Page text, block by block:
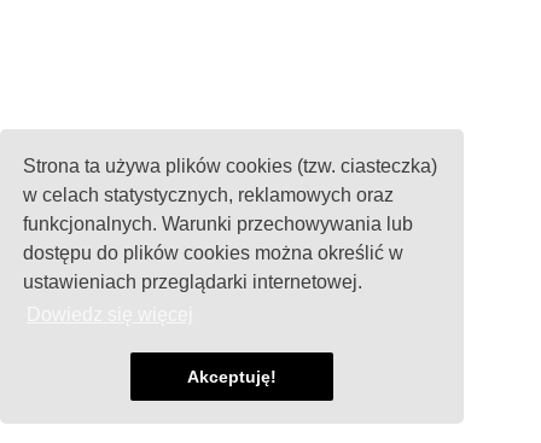
Strona ta używa plików cookies (tzw. ciasteczka)
w celach statystycznych, reklamowych oraz
funkcjonalnych. Warunki przechowywania lub
dostępu do plików cookies można określić w
ustawieniach przeglądarki internetowej.
Akceptuję!